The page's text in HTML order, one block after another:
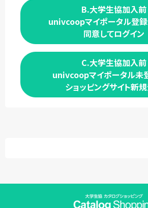
B.大学生協加入前
univcoopマイポータル登
同意してログイン
C.大学生協加入前
univcoopマイポータル未
ショッピングサイト新